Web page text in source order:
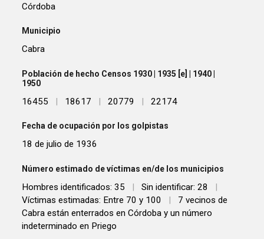
Córdoba
Municipio
Cabra
Población de hecho Censos 1930 | 1935 [e] | 1940 |
1950
16455 | 18617 | 20779 | 22174
Fecha de ocupación por los golpistas
18 de julio de 1936
Número estimado de víctimas en/de los municipios
Hombres identificados: 35 | Sin identificar: 28
|
Víctimas estimadas: Entre 70 y 100
|
7 vecinos de
Cabra están enterrados en Córdoba y un número
indeterminado en Priego